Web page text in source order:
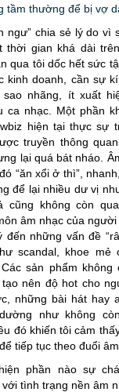
ngư” chia sẻ lý do vì
thời gian khá dài
qua tôi dốc hết sức
kinh doanh, cần sự
sao nhãng, ít xuất
ca nhạc. Một phần
hiện tại thực sự
truyền thông
lại quá bát nháo.
“ăn xổi ở thì”,
để lại nhiều dư vị
cũng không còn
âm nhạc của
đến những vấn đề
scandal, khoe mẻ
sản phẩm không
tạo nên độ hot cho
những bài hát hay
như không
đó khiến tôi cảm
tiếp tục theo đuổi âm
phần nào sự
tình trạng nền âm